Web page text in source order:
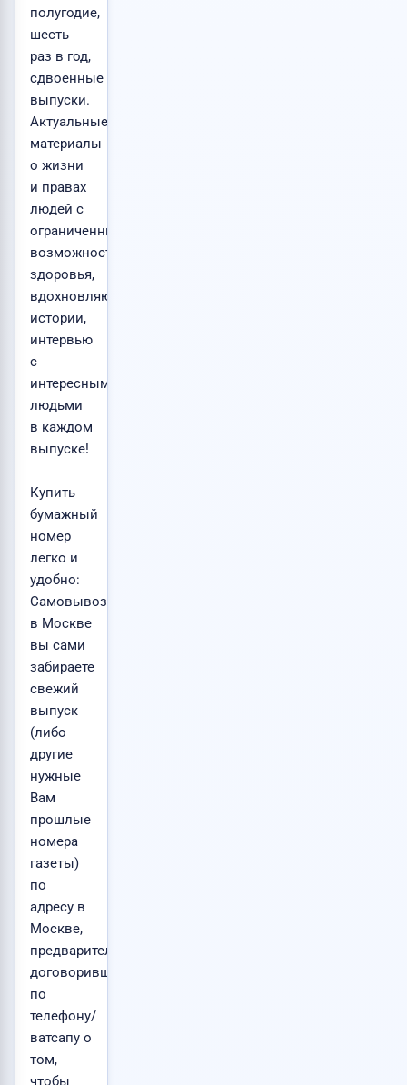
полугодие,
шесть
раз в год,
сдвоенные
выпуски.
Актуальные
материалы
о жизни
и правах
людей с
ограниченными
возможностями
здоровья,
вдохновляющие
истории,
интервью
с
интересными
людьми
в каждом
выпуске!
Купить
бумажный
номер
легко и
удобно:
Самовывоз
в Москве
вы сами
забираете
свежий
выпуск
(либо
другие
нужные
Вам
прошлые
номера
газеты)
по
адресу в
Москве,
предварительно
договорившись
по
телефону/
ватсапу о
том,
чтобы